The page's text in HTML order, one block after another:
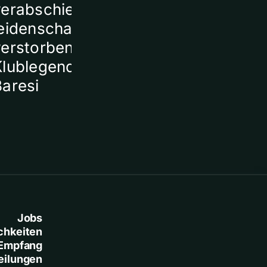
sich
von
Franco
Jobs